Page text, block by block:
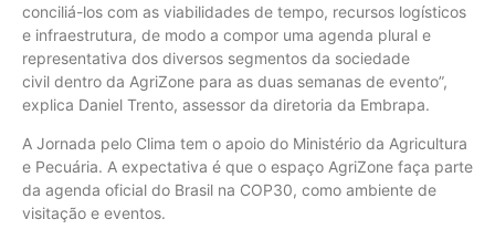
conciliá-los com as viabilidades de tempo, recursos logísticos
e infraestrutura, de modo a compor uma agenda plural e
representativa dos diversos segmentos da sociedade
civil dentro da AgriZone para as duas semanas de evento”,
explica Daniel Trento, assessor da diretoria da Embrapa.
A Jornada pelo Clima tem o apoio do Ministério da Agricultura
e Pecuária. A expectativa é que o espaço AgriZone faça parte
da agenda oficial do Brasil na COP30, como ambiente de
visitação e eventos.